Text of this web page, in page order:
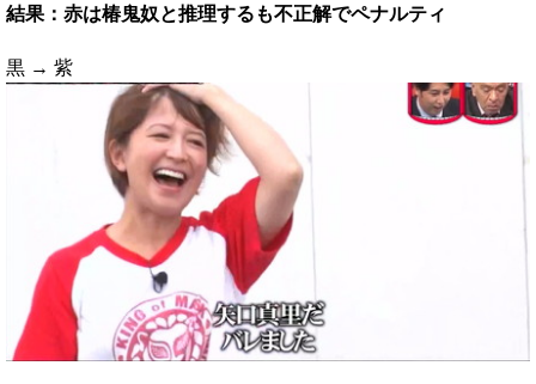
結果：赤は椿鬼奴と推理するも不正解でペナルティ
黒 → 紫